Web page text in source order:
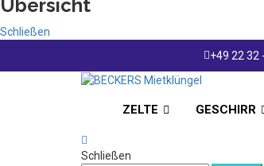
Übersicht
Schließen
+49 22 32
ZELTE GESCHIRR
Schließen